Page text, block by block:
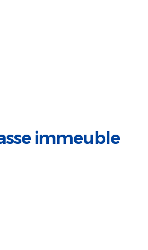
immeuble